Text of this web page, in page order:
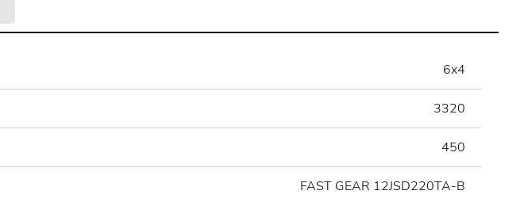
6x4
3320
450
FAST GEAR 12JSD220TA-B